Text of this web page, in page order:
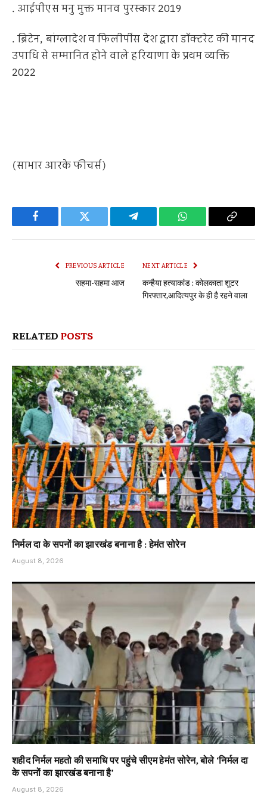
. आईपीएस मनु मुक्त मानव पुरस्कार 2019
. ब्रिटेन, बांग्लादेश व फिलीपींस देश द्वारा डॉक्टरेट की मानद
उपाधि से सम्मानित होने वाले हरियाणा के प्रथम व्यक्ति
2022
(साभार आरके फीचर्स)
Facebook Twitter Telegram WhatsApp Copy
PREVIOUS ARTICLE
सहमा-सहमा आज
NEXT ARTICLE
कन्हैया हत्याकांड : कोलकाता शूटर
गिरफ्तार,आदित्यपुर के ही है रहने वाला
RELATED POSTS
निर्मल दा के सपनों का झारखंड बनाना है : हेमंत सोरेन
August 8, 2026
शहीद निर्मल महतो की समाधि पर पहुंचे सीएम हेमंत सोरेन, बोले ‘निर्मल दा
के सपनों का झारखंड बनाना है’
August 8, 2026